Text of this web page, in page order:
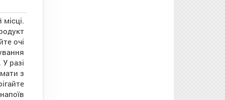
очі
разі
з